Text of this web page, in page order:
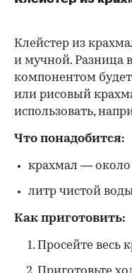
Клейстер из
и мучной. Разница
компонентом
или рисовый
использовать,
Что понадобится:
крахмал — около
литр чистой
Как приготовить:
Просейте весь